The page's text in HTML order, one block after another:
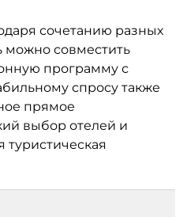
сочетанию разных
можно совместить
программу с
спросу также
прямое
выбор отелей и
туристическая